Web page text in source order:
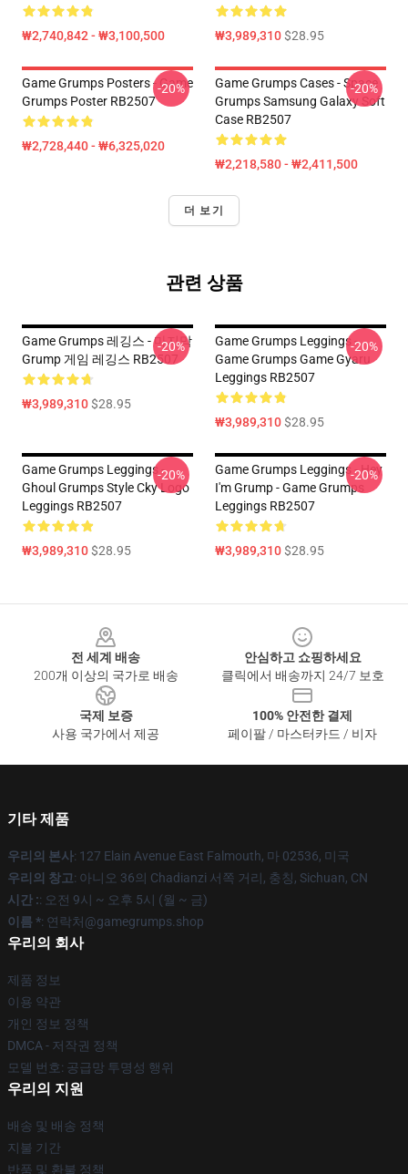
₩2,740,842 - ₩3,100,500 ₩3,989,310$28.95
Game Grumps Posters - Game
Grumps Poster RB2507
₩2,728,440 - ₩6,325,020
-20%
Game Grumps Cases - Space
Grumps Samsung Galaxy Soft
Case RB2507
₩2,218,580 - ₩2,411,500
-20%
더 보기
관련 상품
Game Grumps 레깅스 - 마지막
Grump 게임 레깅스 RB2507
₩3,989,310$28.95
-20%
Game Grumps Leggings -
Game Grumps Game Gyaru
Leggings RB2507
₩3,989,310$28.95
-20%
Game Grumps Leggings -
Ghoul Grumps Style Cky Logo
Leggings RB2507
₩3,989,310$28.95
-20%
Game Grumps Leggings - Hey
I'm Grump - Game Grumps
Leggings RB2507
₩3,989,310$28.95
-20%
전 세계 배송
200개 이상의 국가로 배송
안심하고 쇼핑하세요
클릭에서 배송까지 24/7 보호
국제 보증
사용 국가에서 제공
100% 안전한 결제
페이팔 / 마스터카드 / 비자
기타 제품
우리의 본사: 127 Elain Avenue East Falmouth, 마 02536, 미국
우리의 창고: 아니오 36의 Chadianzi 서쪽 거리, 충칭, Sichuan, CN
시간 :: 오전 9시 ~ 오후 5시 (월 ~ 금)
이름 *: 연락처@gamegrumps.shop
우리의 회사
제품 정보
이용 약관
개인 정보 정책
DMCA - 저작권 정책
모델 번호: 공급망 투명성 행위
우리의 지원
배송 및 배송 정책
지불 기간
반품 및 환불 정책